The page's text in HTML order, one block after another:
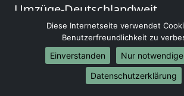
Umzüge-Deutschlandweit
Umzug von Pforzheim nach Berlin
Umzug von Pforzheim nach
Umzug von Pforzheim nach München
Umzug von Pforzheim nach Köln
Umzug von Pforzheim nach Frankfurt
Diese Internetseite verwendet
Benutzerfreundlichkeit zu
Einverstanden
Nur
Datenschutzerklärung